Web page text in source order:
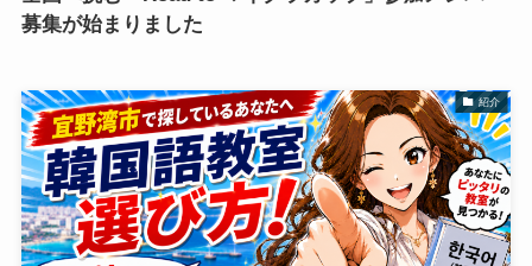
募集が始まりました
紹介